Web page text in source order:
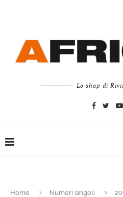
Lo shop di
Home Numeri singoli